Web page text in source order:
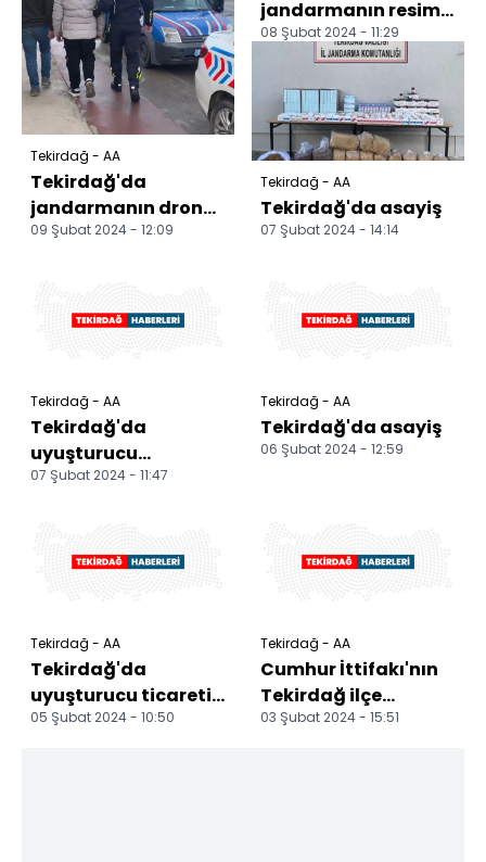
Tekirdağ - AA
Tekirdağ'da
jandarmanın dron
destekli trafik
09 Şubat 2024 - 12:09
jandarmanın resim
yarışmasında
Türkiye üçüncüsü
oldu
08 Şubat 2024 - 11:29
Tekirdağ - AA
Tekirdağ'da asayiş
07 Şubat 2024 - 14:14
Tekirdağ - AA
Tekirdağ'da
uyuşturucu
operasyonunda 6
07 Şubat 2024 - 11:47
Tekirdağ - AA
Tekirdağ'da asayiş
06 Şubat 2024 - 12:59
Tekirdağ - AA
Tekirdağ'da
uyuşturucu ticareti
yaptıkları iddiasıyla
05 Şubat 2024 - 10:50
Tekirdağ - AA
Cumhur İttifakı'nın
Tekirdağ ilçe
belediye başkan
03 Şubat 2024 - 15:51